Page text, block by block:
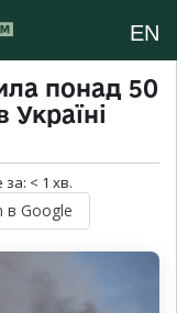
EN
понад 50
Україні
за: < 1 хв.
в Google